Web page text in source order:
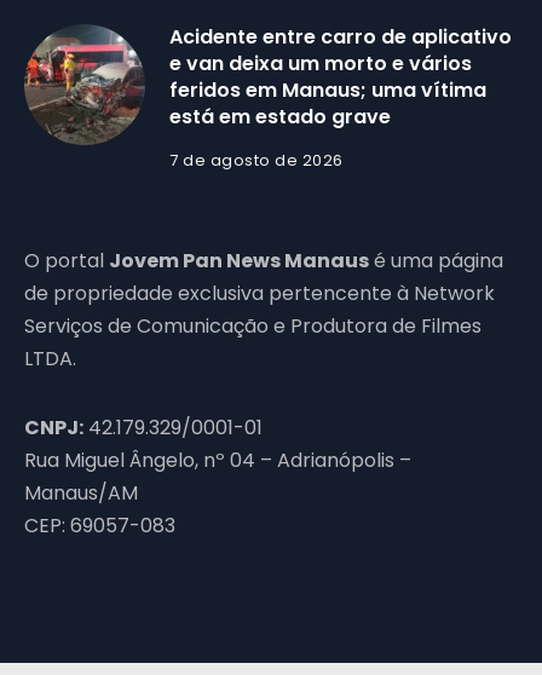
Acidente entre carro de aplicativo
e van deixa um morto e vários
feridos em Manaus; uma vítima
está em estado grave
7 de agosto de 2026
O portal Jovem Pan News Manausé uma página
de propriedade exclusiva pertencente à Network
Serviços de Comunicação e Produtora de Filmes
LTDA.
CNPJ: 42.179.329/0001-01
Rua Miguel Ângelo, nº 04 – Adrianópolis –
Manaus/AM
CEP: 69057-083